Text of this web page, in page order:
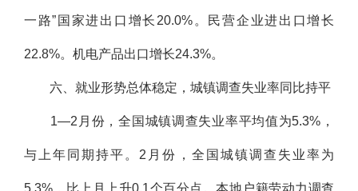
一路”国家进出口增长20.0%。民营企业进出口增长
22.8%。机电产品出口增长24.3%。
六、就业形势总体稳定，城镇调查失业率同比持平
1—2月份，全国城镇调查失业率平均值为5.3%，
与上年同期持平。2月份，全国城镇调查失业率为
5.3%，比上月上升0.1个百分点。本地户籍劳动力调查